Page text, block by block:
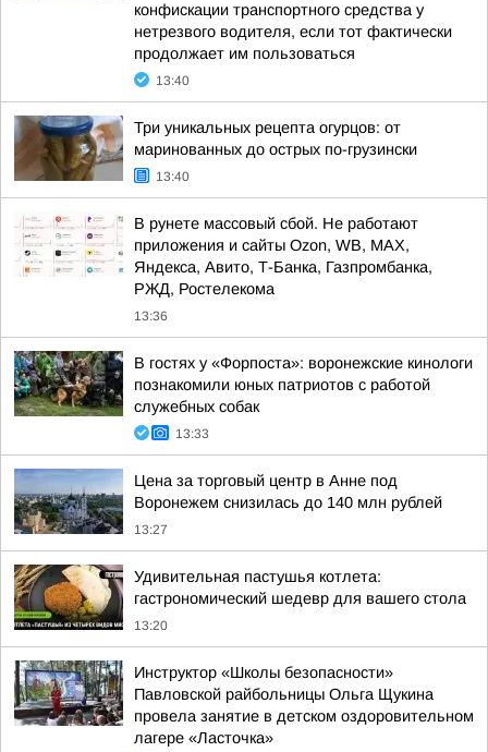
конфискации транспортного средства у
нетрезвого водителя, если тот фактически
продолжает им пользоваться
13:40
Три уникальных рецепта огурцов: от
маринованных до острых по-грузински
13:40
В рунете массовый сбой. Не работают
приложения и сайты Ozon, WB, MAX,
Яндекса, Авито, Т-Банка, Газпромбанка,
РЖД, Ростелекома
13:36
В гостях у «Форпоста»: воронежские кинологи
познакомили юных патриотов с работой
служебных собак
13:33
Цена за торговый центр в Анне под
Воронежем снизилась до 140 млн рублей
13:27
Удивительная пастушья котлета:
гастрономический шедевр для вашего стола
13:20
Инструктор «Школы безопасности»
Павловской райбольницы Ольга Щукина
провела занятие в детском оздоровительном
лагере «Ласточка»